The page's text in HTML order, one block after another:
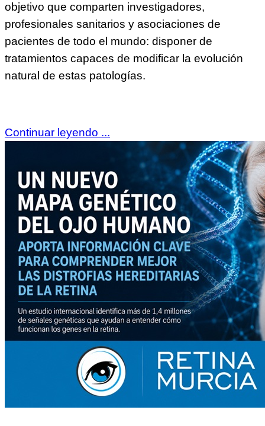
objetivo que comparten investigadores,
profesionales sanitarios y asociaciones de
pacientes de todo el mundo: disponer de
tratamientos capaces de modificar la evolución
natural de estas patologías.
Continuar leyendo ...